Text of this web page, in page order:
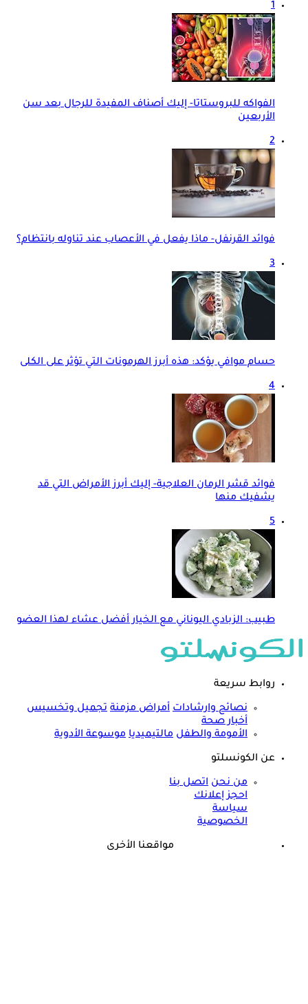
1
الفواكه للبروستاتا- إليك أصناف المفيدة للرجال بعد سن
الأربعين
2
فوائد القرنفل- ماذا يفعل في الأعصاب عند تناوله بانتظام؟
3
حسام موافي يؤكد: هذه أبرز الهرمونات التي تؤثر على الكلى
4
فوائد قشر الرمان العلاجية- إليك أبرز الأمراض التي قد
يشفيك منها
5
طبيب: الزبادي اليوناني مع الخيار أفضل عشاء لهذا العضو
روابط سريعة
نصائح وارشادات أمراض مزمنة تجميل وتخسيس
أخبار صحة
الأمومة والطفل مالتيميديا موسوعة الأدوية
عن الكونسلتو
من نحن اتصل بنا
احجز إعلانك
سياسة
الخصوصية
مواقعنا الأخرى